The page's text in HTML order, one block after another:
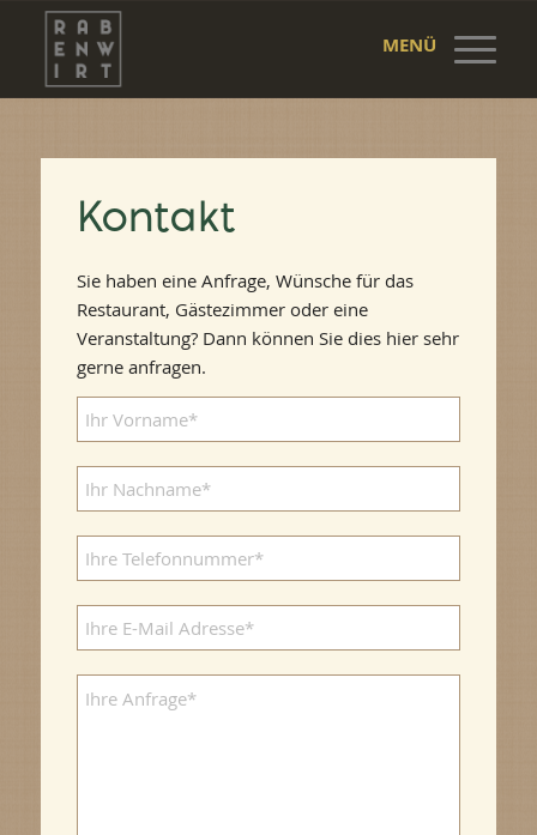
MENÜ
Kontakt
Sie haben eine Anfrage, Wünsche für das
Restaurant, Gästezimmer oder eine
Veranstaltung? Dann können Sie dies hier sehr
gerne anfragen.